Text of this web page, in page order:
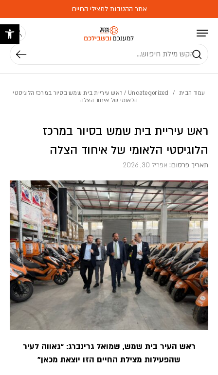
אתר ההטבות למצילי החיים
חיפוש
עמוד הבית /
Uncategorized / ראש עיריית בית שמש בסיור במרכז הלוגיסטי
הלאומי של איחוד הצלה
ראש עיריית בית שמש בסיור במרכז
הלוגיסטי הלאומי של איחוד הצלה
תאריך פרסום:אפריל 30, 2026
ראש העיר בית שמש, שמואל גרינברג: “גאווה לעיר
שהפעילות מצילת החיים הזו יוצאת מכאן”